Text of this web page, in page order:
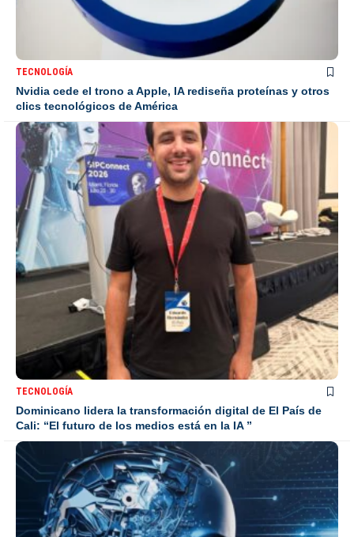
TECNOLOGÍA
Nvidia cede el trono a Apple, IA rediseña proteínas y otros
clics tecnológicos de América
TECNOLOGÍA
Dominicano lidera la transformación digital de El País de
Cali: “El futuro de los medios está en la IA ”